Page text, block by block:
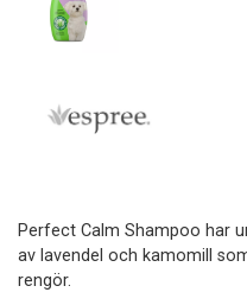
Perfect Calm Shampoo har
av lavendel och kamomill
rengör.